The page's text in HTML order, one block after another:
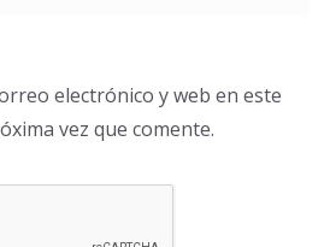
electrónico y web en este
vez que comente.